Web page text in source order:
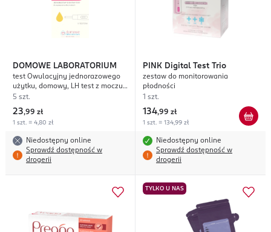
DOMOWE LABORATORIUM
test Owulacyjny jednorazowego
użytku, domowy, LH test z moczu,
strumieniowy
5 szt.
23,99 zł
1 szt. = 4,80 zł
Niedostępny online
Sprawdź dostępność w
drogerii
PINK Digital Test Trio
zestaw do monitorowania
płodności
1 szt.
134,99 zł
1 szt. = 134,99 zł
Niedostępny online
Sprawdź dostępność w
drogerii
TYLKO U NAS